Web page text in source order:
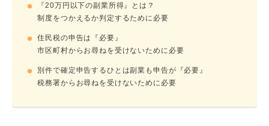
『20万円以下の副業所得』とは？
制度をつかえるか判定するために必要
住民税の申告は『必要』
市区町村からお尋ねを受けないために必要
別件で確定申告するひとは副業も申告が『必要』
税務署からお尋ねを受けないために必要